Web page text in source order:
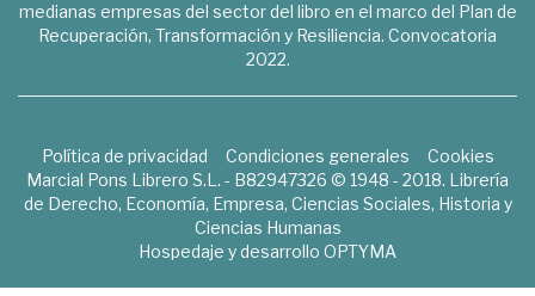
medianas empresas del sector del libro en el marco del Plan de
Recuperación, Transformación y Resiliencia. Convocatoria
2022.
Política de privacidad Condiciones generales
Cookies
Marcial Pons Librero S.L. - B82947326 © 1948 - 2018. Librería
de Derecho, Economía, Empresa, Ciencias Sociales, Historia y
Ciencias Humanas
Hospedaje y desarrollo OPTYMA